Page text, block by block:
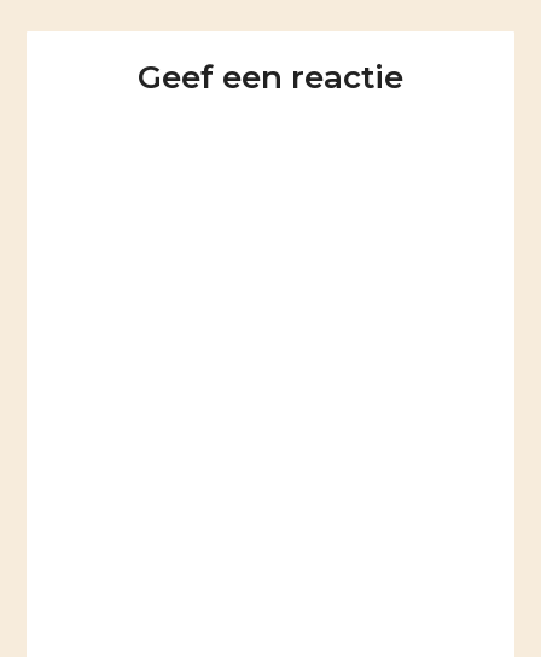
Geef een reactie